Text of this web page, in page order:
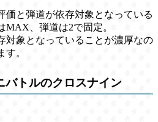
価と弾道が依存対象となっている
MAX、弾道は2で固定。
対象となっていることが濃厚なの
。
バトルのクロスナイン